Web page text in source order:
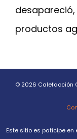
productos
© 2026 Calefacción
Este sitio es paticipe